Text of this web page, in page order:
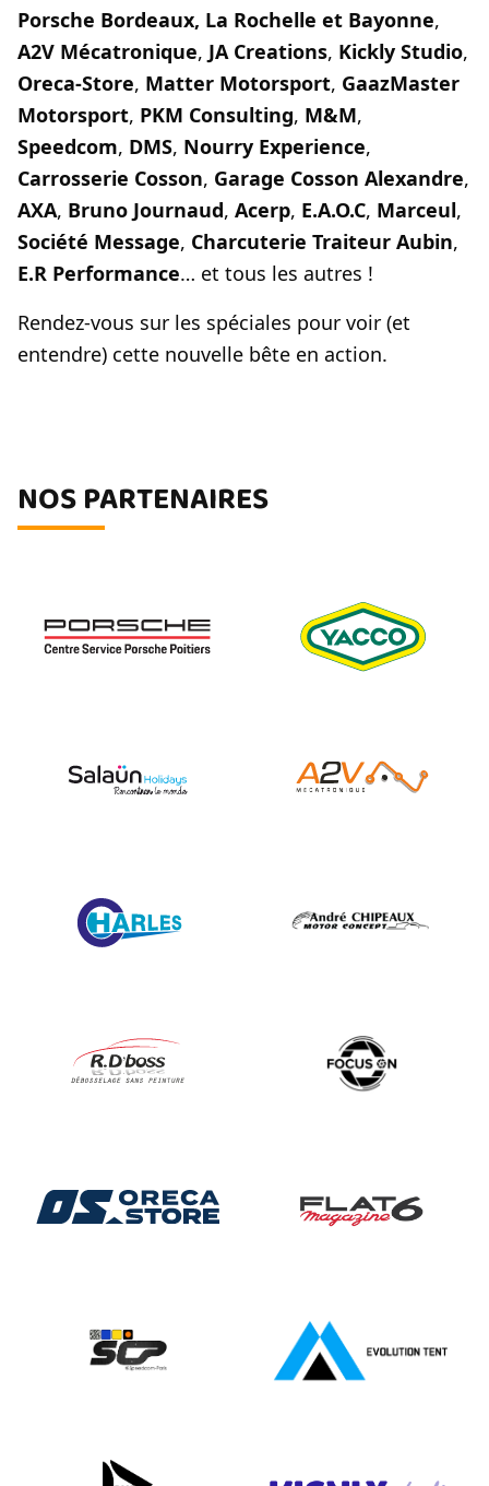
Porsche Bordeaux, La Rochelle et Bayonne,
A2V Mécatronique, JA Creations, Kickly Studio,
Oreca-Store, Matter Motorsport, GaazMaster
Motorsport, PKM Consulting, M&M,
Speedcom, DMS, Nourry Experience,
Carrosserie Cosson, Garage Cosson Alexandre,
AXA, Bruno Journaud, Acerp, E.A.O.C, Marceul,
Société Message, Charcuterie Traiteur Aubin,
E.R Performance… et tous les autres !
Rendez-vous sur les spéciales pour voir (et
entendre) cette nouvelle bête en action.
NOS PARTENAIRES